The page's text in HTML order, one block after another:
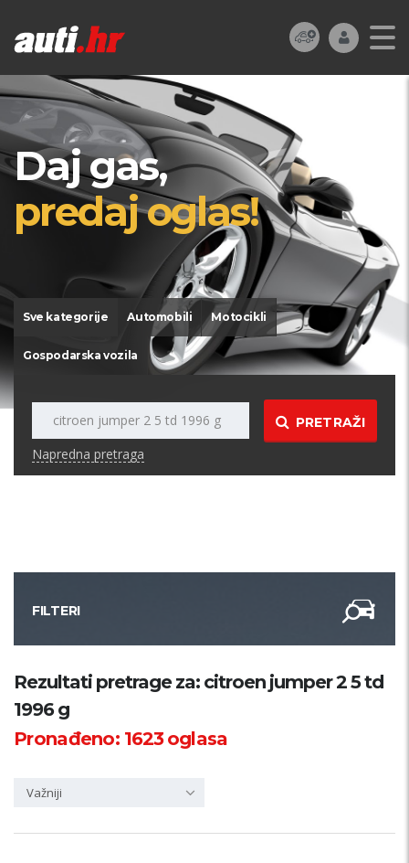
Daj gas,
predaj oglas!
Sve kategorije Automobili Motocikli
Gospodarska vozila
PRETRAŽI
Napredna pretraga
FILTERI
Kategorija
Županija
Rezultati pretrage za: citroen jumper 2 5 td
1996 g
Pronađeno: 1623oglasa
Važniji